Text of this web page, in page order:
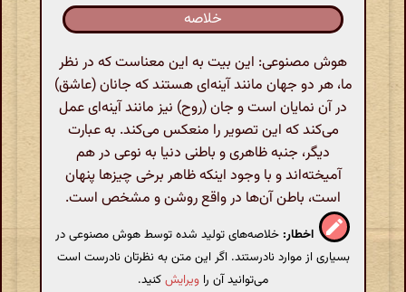
خلاصه
هوش مصنوعی: این بیت به این معناست که در نظر
ما، هر دو جهان مانند آینه‌ای هستند که جانان (عاشق)
در آن نمایان است و جان (روح) نیز مانند آینه‌ای عمل
می‌کند که این تصویر را منعکس می‌کند. به عبارت
دیگر، جنبه ظاهری و باطنی دنیا به نوعی در هم
آمیخته‌اند و با وجود اینکه ظاهر برخی چیزها پنهان
است، باطن آن‌ها در واقع روشن و مشخص است.
اخطار: خلاصه‌های تولید شده توسط هوش مصنوعی در
بسیاری از موارد نادرستند. اگر این متن به نظرتان نادرست است
می‌توانید آن را ویرایشکنید.